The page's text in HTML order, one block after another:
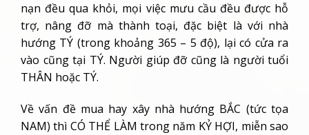
nạn đều qua khỏi, mọi việc mưu cầu đều được hỗ
trợ, nâng đỡ mà thành toại, đặc biệt là với nhà
hướng TÝ (trong khoảng 365 – 5 độ), lại có cửa ra
vào cũng tại TÝ. Người giúp đỡ cũng là người tuổi
THÂN hoặc TÝ.
Về vấn đề mua hay xây nhà hướng BẮC (tức tọa
NAM) thì CÓ THỂ LÀM trong năm KỶ HỢI, miễn sao